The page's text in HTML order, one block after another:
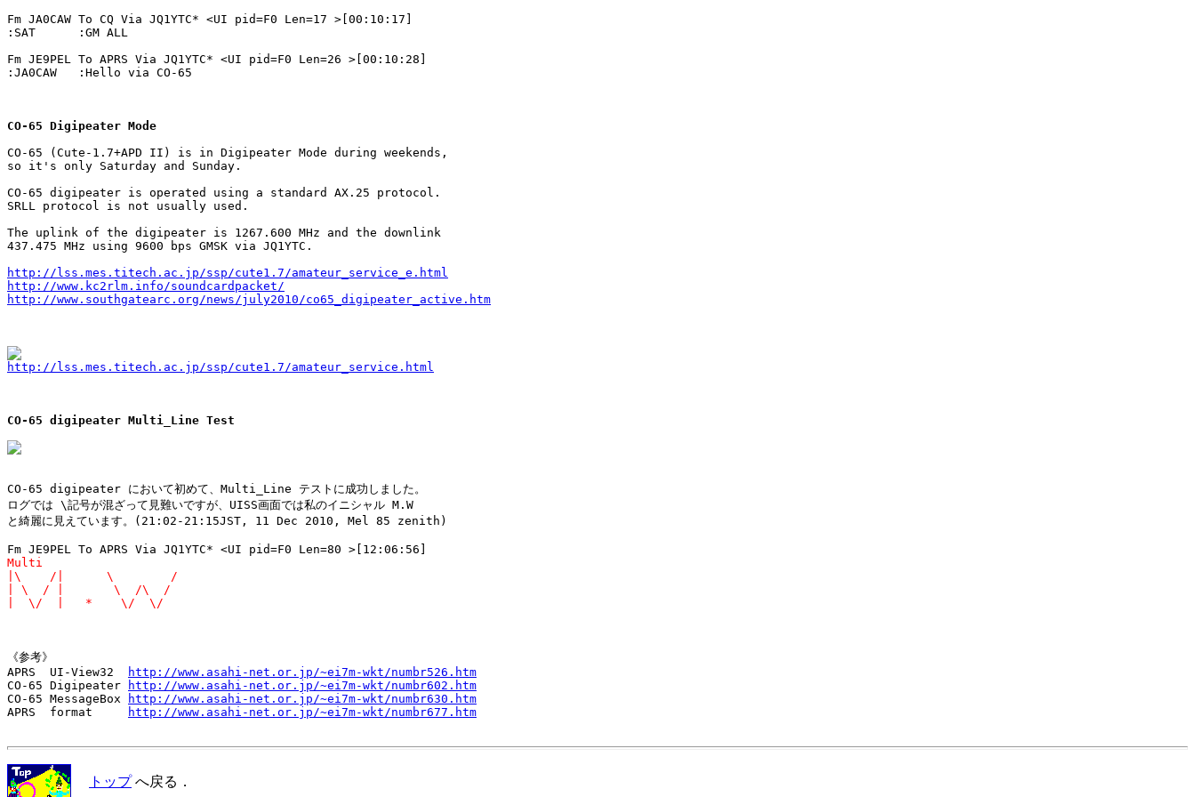
Fm JA0CAW To CQ Via JQ1YTC* <UI pid=F0 Len=17 >[00:10:17]
:SAT      :GM ALL
Fm JE9PEL To APRS Via JQ1YTC* <UI pid=F0 Len=26 >[00:10:28]
:JA0CAW   :Hello via CO-65
CO-65 Digipeater Mode
CO-65 (Cute-1.7+APD II) is in Digipeater Mode during weekends,
so it's only Saturday and Sunday.
CO-65 digipeater is operated using a standard AX.25 protocol.
SRLL protocol is not usually used.
The uplink of the digipeater is 1267.600 MHz and the downlink
437.475 MHz using 9600 bps GMSK via JQ1YTC.
http://lss.mes.titech.ac.jp/ssp/cute1.7/amateur_service_e.html
http://www.kc2rlm.info/soundcardpacket/
http://www.southgatearc.org/news/july2010/co65_digipeater_active.htm
http://lss.mes.titech.ac.jp/ssp/cute1.7/amateur_service.html
CO-65 digipeater Multi_Line Test
CO-65 digipeater において初めて、Multi_Line テストに成功しました。
ログでは \記号が混ざって見難いですが、UISS画面では私のイニシャル M.W
と綺麗に見えています。(21:02-21:15JST, 11 Dec 2010, Mel 85 zenith)
Multi
|\    /|      \        /
| \  / |       \  /\  /
|  \/  |   *    \/  \/
《参考》
APRS  UI-View32
http://www.asahi-net.or.jp/~ei7m-wkt/numbr526.htm
CO-65 Digipeater
http://www.asahi-net.or.jp/~ei7m-wkt/numbr602.htm
CO-65 MessageBox
http://www.asahi-net.or.jp/~ei7m-wkt/numbr630.htm
APRS  format
http://www.asahi-net.or.jp/~ei7m-wkt/numbr677.htm
トップへ戻る．